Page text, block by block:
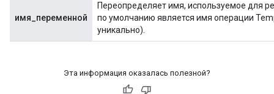
имя_переменной
Переопределяет имя, используемое для
по умолчанию является имя операции
уникально).
Эта информация оказалась полезной?